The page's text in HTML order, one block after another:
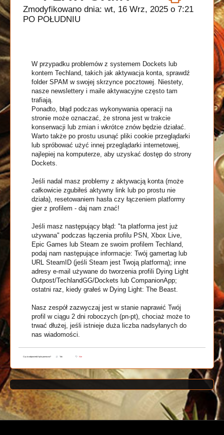
Zmodyfikowano dnia: wt, 16 Wrz, 2025 o 7:21
PO POŁUDNIU
W przypadku problemów z systemem Dockets lub
kontem Techland, takich jak aktywacja konta, sprawdź
folder SPAM w swojej skrzynce pocztowej. Niestety,
nasze newslettery i maile aktywacyjne często tam
trafiają.
Ponadto, błąd podczas wykonywania operacji na
stronie może oznaczać, że strona jest w trakcie
konserwacji lub zmian i wkrótce znów będzie działać.
Warto także po prostu usunąć pliki cookie przeglądarki
lub spróbować użyć innej przeglądarki internetowej,
najlepiej na komputerze, aby uzyskać dostęp do strony
Dockets.
Jeśli nadal masz problemy z aktywacją konta (może
całkowicie zgubiłeś aktywny link lub po prostu nie
działa), resetowaniem hasła czy łączeniem platformy
gier z profilem - daj nam znać!
Jeśli masz następujący błąd: "ta platforma jest już
używana" podczas łączenia profilu PSN, Xbox Live,
Epic Games lub Steam ze swoim profilem Techland,
podaj nam następujące informacje: Twój gamertag lub
URL SteamID (jeśli Steam jest Twoją platformą); inne
adresy e-mail używane do tworzenia profili Dying Light
Outpost/TechlandGG/Dockets lub CompanionApp;
ostatni raz, kiedy grałeś w Dying Light: The Beast.
Nasz zespół zazwyczaj jest w stanie naprawić Twój
profil w ciągu 2 dni roboczych (pn-pt), chociaż może to
trwać dłużej, jeśli istnieje duża liczba nadsyłanych do
nas wiadomości.
Czy ta odpowiedź była pomocna? Tak Nie